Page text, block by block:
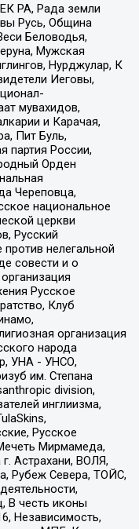
РА, Рада земли
Русь, Община
Беловодья,
Мужская
Нурджулар, К
Иеговы,
мувахидов,
и Карачая,
Пит Буль,
партия России,
Орден
Череповца,
национальное
церкви
Русский
нелегальной
совести и о
Русское
Клуб
организация
народа
УНА - УНСО,
им. Степана
division,
инглиизма,
Русское
Мирмамеда,
Астрахани, ВОЛЯ,
Рубеж Севера, ТОЙС,
В честь иконы
Независимость,